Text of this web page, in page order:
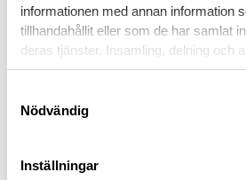
informationen med annan information
tillhandahållit eller som de har samlat
deras tjänster. Insamling, delning och
personuppgifter kan användas för
Nödvändig
Inställningar
SPECIFIKATIONER